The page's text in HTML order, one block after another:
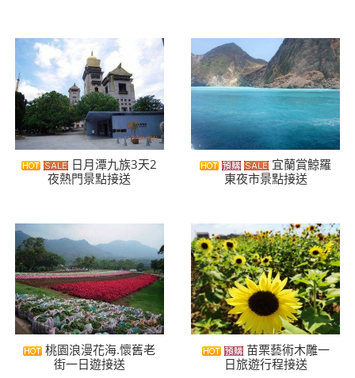
日月潭九族3天2
夜熱門景點接送
宜蘭賞鯨羅
東夜市景點接送
桃園浪漫花海.懷舊老
街一日遊接送
苗栗藝術木雕一
日旅遊行程接送